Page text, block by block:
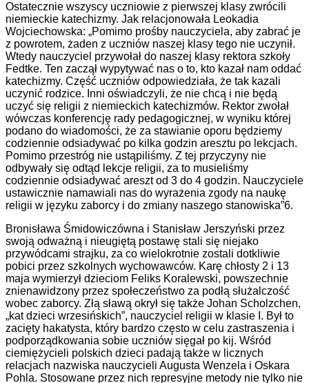
Ostatecznie wszyscy uczniowie z pierwszej klasy zwrócili
niemieckie katechizmy. Jak relacjonowała Leokadia
Wojciechowska: „Pomimo prośby nauczyciela, aby zabrać je
z powrotem, żaden z uczniów naszej klasy tego nie uczynił.
Wtedy nauczyciel przywołał do naszej klasy rektora szkoły
Fedtke. Ten zaczął wypytywać nas o to, kto kazał nam oddać
katechizmy. Część uczniów odpowiedziała, że tak kazali
uczynić rodzice. Inni oświadczyli, że nie chcą i nie będą
uczyć się religii z niemieckich katechizmów. Rektor zwołał
wówczas konferencję rady pedagogicznej, w wyniku której
podano do wiadomości, że za stawianie oporu będziemy
codziennie odsiadywać po kilka godzin aresztu po lekcjach.
Pomimo przestróg nie ustąpiliśmy. Z tej przyczyny nie
odbywały się odtąd lekcje religii, za to musieliśmy
codziennie odsiadywać areszt od 3 do 4 godzin. Nauczyciele
ustawicznie namawiali nas do wyrażenia zgody na naukę
religii w języku zaborcy i do zmiany naszego stanowiska”6.
Bronisława Śmidowiczówna i Stanisław Jerszyński przez
swoją odważną i nieugiętą postawę stali się niejako
przywódcami strajku, za co wielokrotnie zostali dotkliwie
pobici przez szkolnych wychowawców. Karę chłosty 2 i 13
maja wymierzył dzieciom Feliks Koralewski, powszechnie
znienawidzony przez społeczeństwo za podłą służalczość
wobec zaborcy. Złą sławą okrył się także Johan Scholzchen,
„kat dzieci wrzesińskich”, nauczyciel religii w klasie I. Był to
zacięty hakatysta, który bardzo często w celu zastraszenia i
podporządkowania sobie uczniów sięgał po kij. Wśród
ciemiężycieli polskich dzieci padają także w licznych
relacjach nazwiska nauczycieli Augusta Wenzela i Oskara
Pohla. Stosowane przez nich represyjne metody nie tylko nie